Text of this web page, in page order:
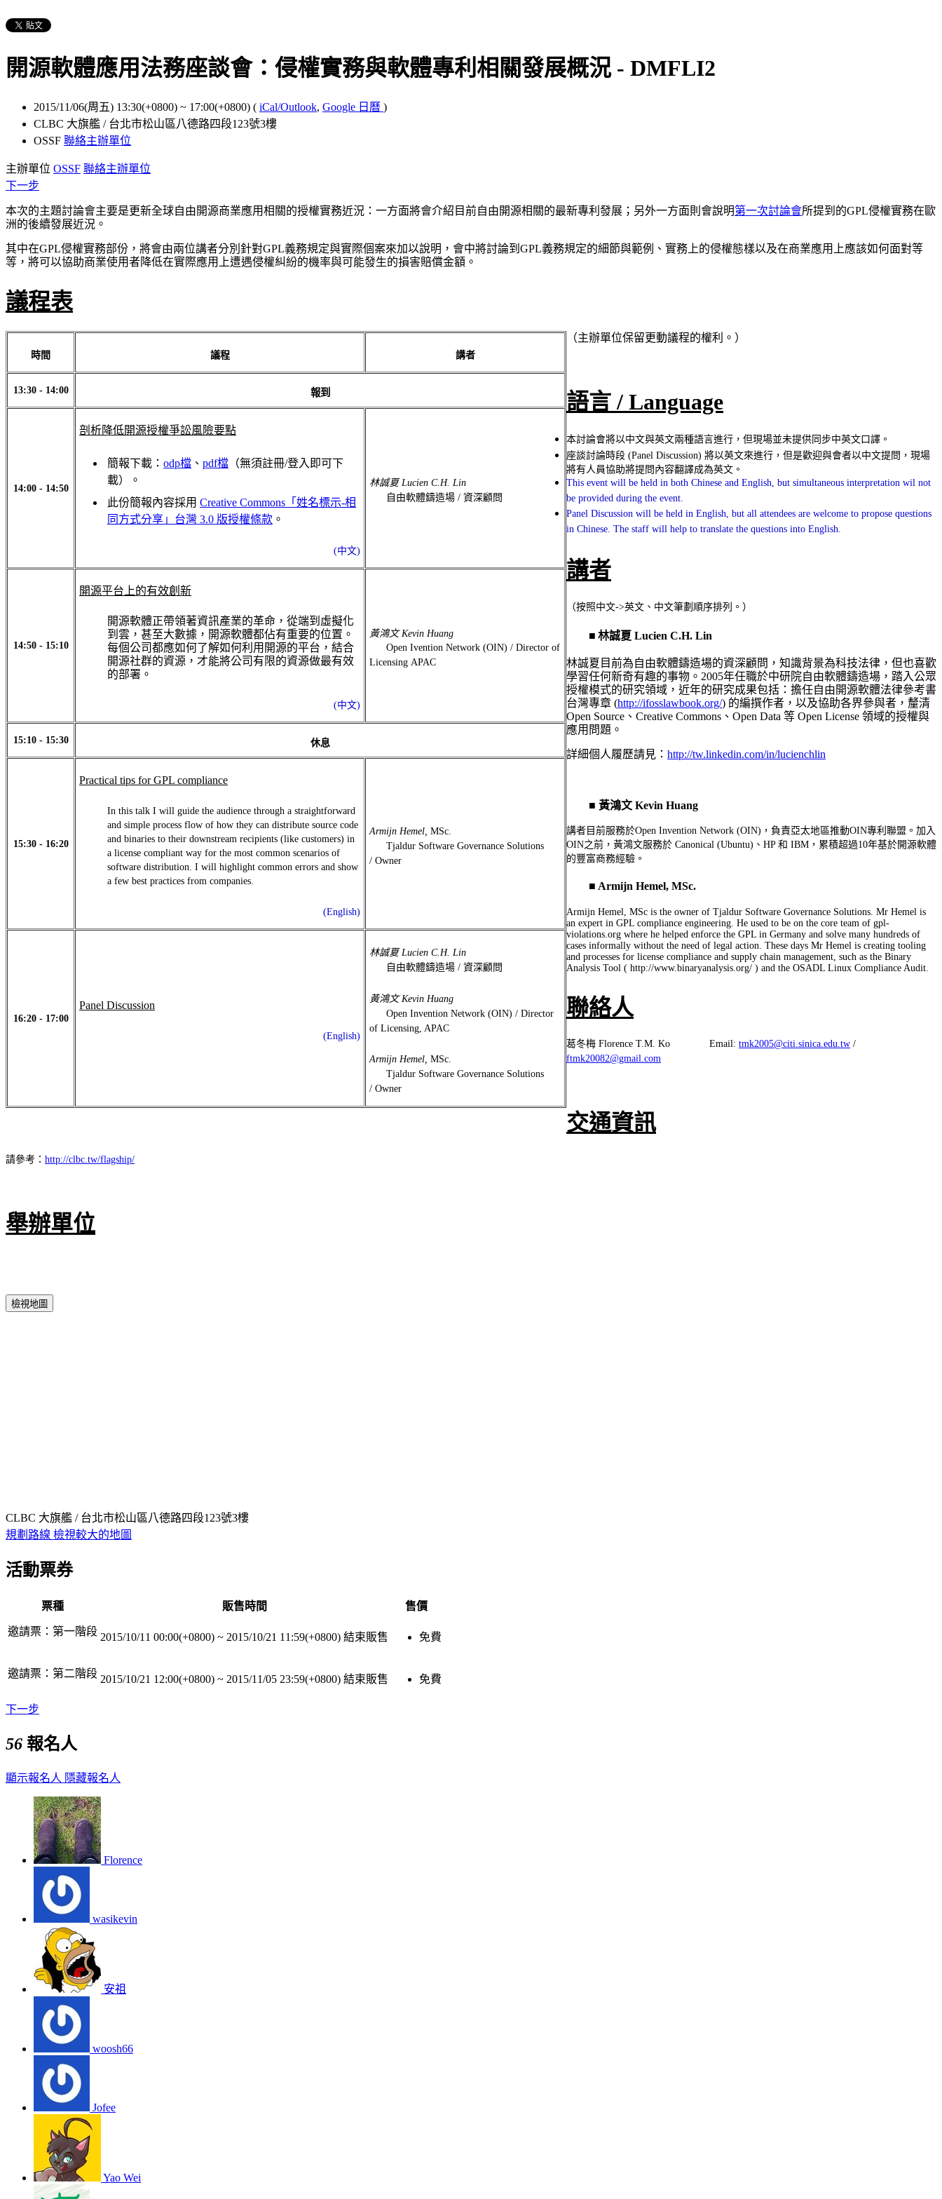
開源軟體應用法務座談會：侵權實務與軟體專利相關發展概況 - DMFLI2
2015/11/06(周五) 13:30(+0800) ~ 17:00(+0800) ( iCal/Outlook, Google 日曆 )
CLBC 大旗艦 / 台北市松山區八德路四段123號3樓
OSSF 聯絡主辦單位
主辦單位 OSSF 聯絡主辦單位
下一步
本次的主題討論會主要是更新全球自由開源商業應用相關的授權實務近況：一方面將會介紹目前自由開源相關的最新專利發展；另外一方面則會說明第一次討論會所提到的GPL侵權實務在歐
洲的後續發展近況。
其中在GPL侵權實務部份，將會由兩位講者分別針對GPL義務規定與實際個案來加以說明，會中將討論到GPL義務規定的細節與範例、實務上的侵權態樣以及在商業應用上應該如何面對等
等，將可以協助商業使用者降低在實際應用上遭遇侵權糾紛的機率與可能發生的損害賠償金額。
議程表
時間 議程 講者
13:30 - 14:00 報到
14:00 - 14:50
剖析降低開源授權爭訟風險要點
簡報下載： odp檔 、 pdf檔 （無須註冊/登入即可下
載）。
此份簡報內容採用 Creative Commons「姓名標示-相
同方式分享」台灣 3.0 版授權條款 。
(中文)
林誠夏 Lucien C.H. Lin
自由軟體鑄造場 / 資深顧問
14:50 - 15:10
開源平台上的有效創新
開源軟體正帶領著資訊產業的革命，從端到虛擬化
到雲，甚至大數據，開源軟體都佔有重要的位置。
每個公司都應如何了解如何利用開源的平台，結合
開源社群的資源，才能將公司有限的資源做最有效
的部署。
(中文)
黃鴻文 Kevin Huang
Open Ivention Network (OIN) / Director of
Licensing APAC
15:10 - 15:30 休息
15:30 - 16:20
Practical tips for GPL compliance
In this talk I will guide the audience through a straightforward
and simple process flow of how they can distribute source code
and binaries to their downstream recipients (like customers) in
a license compliant way for the most common scenarios of
software distribution. I will highlight common errors and show
a few best practices from companies.
(English)
Armijn Hemel, MSc.
Tjaldur Software Governance Solutions
/ Owner
16:20 - 17:00
Panel Discussion
(English)
林誠夏 Lucien C.H. Lin
自由軟體鑄造場 / 資深顧問
黃鴻文 Kevin Huang
Open Invention Network (OIN) / Director
of Licensing, APAC
Armijn Hemel, MSc.
Tjaldur Software Governance Solutions
/ Owner
（主辦單位保留更動議程的權利。）
語言 / Language
本討論會將以中文與英文兩種語言進行，但現場並未提供同步中英文口譯。
座談討論時段 (Panel Discussion) 將以英文來進行，但是歡迎與會者以中文提問，現場
將有人員協助將提問內容翻譯成為英文。
This event will be held in both Chinese and English, but simultaneous interpretation wil not
be provided during the event.
Panel Discussion will be held in English, but all attendees are welcome to propose questions
in Chinese. The staff will help to translate the questions into English.
講者
（按照中文->英文、中文筆劃順序排列。）
■ 林誠夏 Lucien C.H. Lin
林誠夏目前為自由軟體鑄造場的資深顧問，知識背景為科技法律，但也喜歡
學習任何新奇有趣的事物。2005年任職於中研院自由軟體鑄造場，踏入公眾
授權模式的研究領域，近年的研究成果包括：擔任自由開源軟體法律參考書
台灣專章 (http://ifosslawbook.org/) 的編撰作者，以及協助各界參與者，釐清
Open Source、Creative Commons、Open Data 等 Open License 領域的授權與
應用問題。
詳細個人履歷請見： http://tw.linkedin.com/in/lucienchlin
■ 黃鴻文 Kevin Huang
講者目前服務於Open Invention Network (OIN)，負責亞太地區推動OIN專利聯盟。加入
OIN之前，黃鴻文服務於 Canonical (Ubuntu)、HP 和 IBM，累積超過10年基於開源軟體
的豐富商務經驗。
■ Armijn Hemel, MSc.
Armijn Hemel, MSc is the owner of Tjaldur Software Governance Solutions. Mr Hemel is
an expert in GPL compliance engineering. He used to be on the core team of gpl-
violations.org where he helped enforce the GPL in Germany and solve many hundreds of
cases informally without the need of legal action. These days Mr Hemel is creating tooling
and processes for license compliance and supply chain management, such as the Binary
Analysis Tool ( http://www.binaryanalysis.org/ ) and the OSADL Linux Compliance Audit.
聯絡人
葛冬梅 Florence T.M. Ko Email: tmk2005@citi.sinica.edu.tw /
ftmk20082@gmail.com
交通資訊
請參考： http://clbc.tw/flagship/
舉辦單位
檢視地圖
CLBC 大旗艦 / 台北市松山區八德路四段123號3樓
規劃路線 檢視較大的地圖
活動票券
票種 販售時間 售價
邀請票：第一階段 2015/10/11 00:00(+0800) ~ 2015/10/21 11:59(+0800) 結束販售 免費
邀請票：第二階段 2015/10/21 12:00(+0800) ~ 2015/11/05 23:59(+0800) 結束販售 免費
下一步
56 報名人
顯示報名人 隱藏報名人
Florence
wasikevin
安祖
woosh66
Jofee
Yao Wei